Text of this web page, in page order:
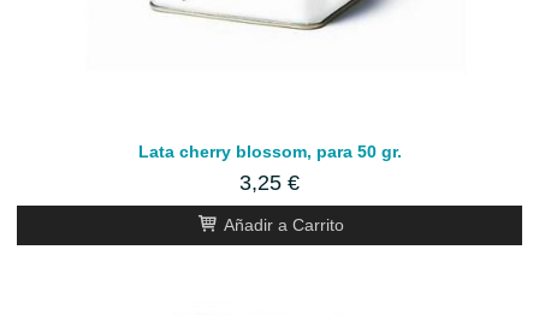
Lata cherry blossom, para 50 gr.
3,25 €
Añadir a Carrito